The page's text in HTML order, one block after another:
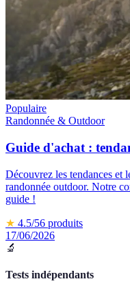
Populaire
Randonnée & Outdoor
Guide d'achat :
Découvrez les tendances et
randonnée outdoor. Notre
guide !
★ 4.5/56 produits
17/06/2026
🔬
Tests indépendants